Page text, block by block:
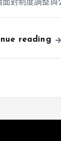
面對制度調整與
reading